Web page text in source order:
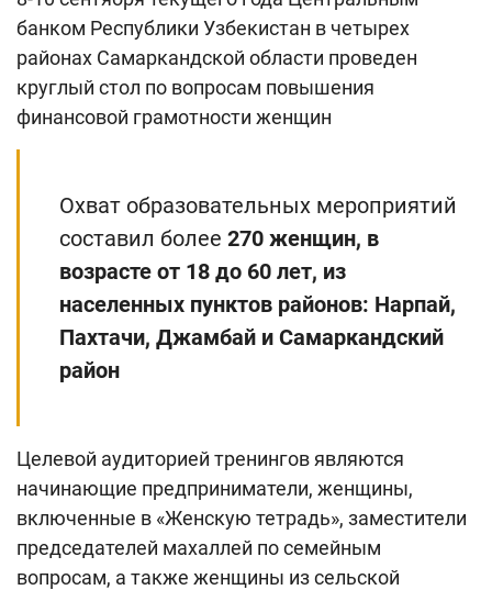
банком Республики Узбекистан в четырех
районах Самаркандской области проведен
круглый стол по вопросам повышения
финансовой грамотности женщин
Охват образовательных мероприятий
составил более 270 женщин, в
возрасте от 18 до 60 лет, из
населенных пунктов районов: Нарпай,
Пахтачи, Джамбай и Самаркандский
район
Целевой аудиторией тренингов являются
начинающие предприниматели, женщины,
включенные в «Женскую тетрадь», заместители
председателей махаллей по семейным
вопросам, а также женщины из сельской